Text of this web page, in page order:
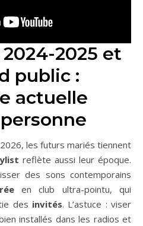
2025 et
public :
actuelle
les futurs mariés tiennent
reflète aussi leur époque.
des sons contemporains
en club ultra-pointu, qui
des invités. L’astuce : viser
installés dans les radios et